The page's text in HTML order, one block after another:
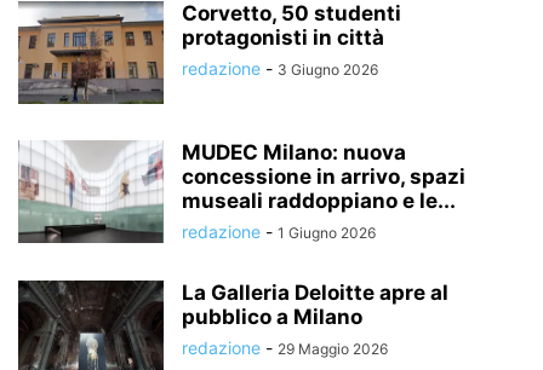
Corvetto, 50 studenti
protagonisti in città
redazione - 3 Giugno 2026
MUDEC Milano: nuova
concessione in arrivo, spazi
museali raddoppiano e le...
redazione - 1 Giugno 2026
La Galleria Deloitte apre al
pubblico a Milano
redazione - 29 Maggio 2026